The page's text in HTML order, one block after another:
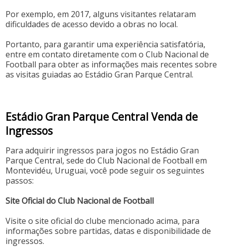
Por exemplo, em 2017, alguns visitantes relataram
dificuldades de acesso devido a obras no local.
Portanto, para garantir uma experiência satisfatória,
entre em contato diretamente com o Club Nacional de
Football para obter as informações mais recentes sobre
as visitas guiadas ao Estádio Gran Parque Central.
Estádio Gran Parque Central Venda de
Ingressos
Para adquirir ingressos para jogos no Estádio Gran
Parque Central, sede do Club Nacional de Football em
Montevidéu, Uruguai, você pode seguir os seguintes
passos:
Site Oficial do Club Nacional de Football
Visite o site oficial do clube mencionado acima, para
informações sobre partidas, datas e disponibilidade de
ingressos.